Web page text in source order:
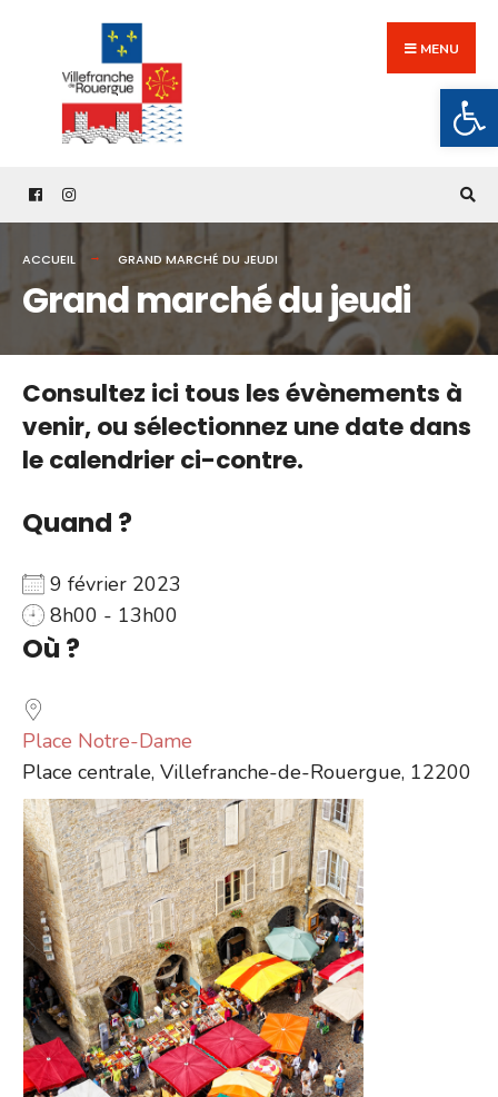
content
MENU
ACCUEIL GRAND MARCHÉ DU JEUDI
Grand marché du jeudi
Consultez ici tous les évènements à
venir,ou sélectionnez une date dans
le calendrier ci-contre.
Quand ?
9 février 2023
8h00 - 13h00
Où ?
Place Notre-Dame
Place centrale, Villefranche-de-Rouergue, 12200